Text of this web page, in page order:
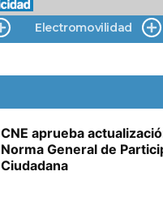
Electromovilidad
CNE aprueba
Norma General de
Ciudadana